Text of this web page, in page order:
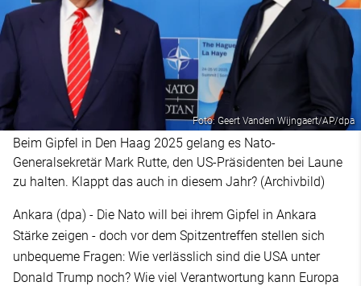
Foto: Geert Vanden Wijngaert/AP/dpa
Beim Gipfel in Den Haag 2025 gelang es Nato-
Generalsekretär Mark Rutte, den US-Präsidenten bei Laune
zu halten. Klappt das auch in diesem Jahr? (Archivbild)
Ankara (dpa) - Die Nato will bei ihrem Gipfel in Ankara
Stärke zeigen - doch vor dem Spitzentreffen stellen sich
unbequeme Fragen: Wie verlässlich sind die USA unter
Donald Trump noch? Wie viel Verantwortung kann Europa